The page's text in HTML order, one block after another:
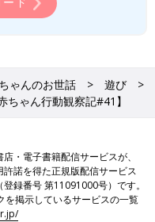
ゃんのお世話
遊び
ゃん行動観察記#41】
・電子書籍配信サービスが、
諾を得た正規版配信サービス
録番号 第11091000号）です。
を掲示しているサービスの一覧